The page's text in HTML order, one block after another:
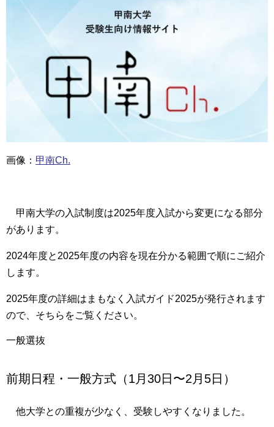
画像： 甲南Ch.
甲南大学の入試制度は2025年度入試から変更になる部分
があります。
2024年度と2025年度の内容を現在分かる範囲で順にご紹介
します。
2025年度の詳細はまもなく入試ガイド2025が発行されます
ので、そちらをご覧ください。
一般選抜
前期日程・一般方式（1月30日〜2月5日）
他大学との重複が少なく、受験しやすくなりました。